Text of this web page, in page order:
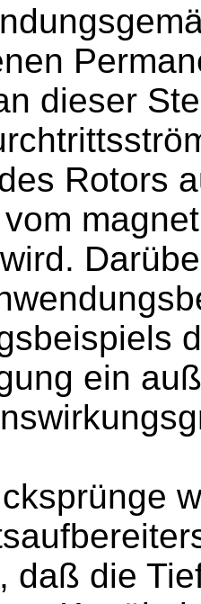
dieser
Rotors
ein
daß die